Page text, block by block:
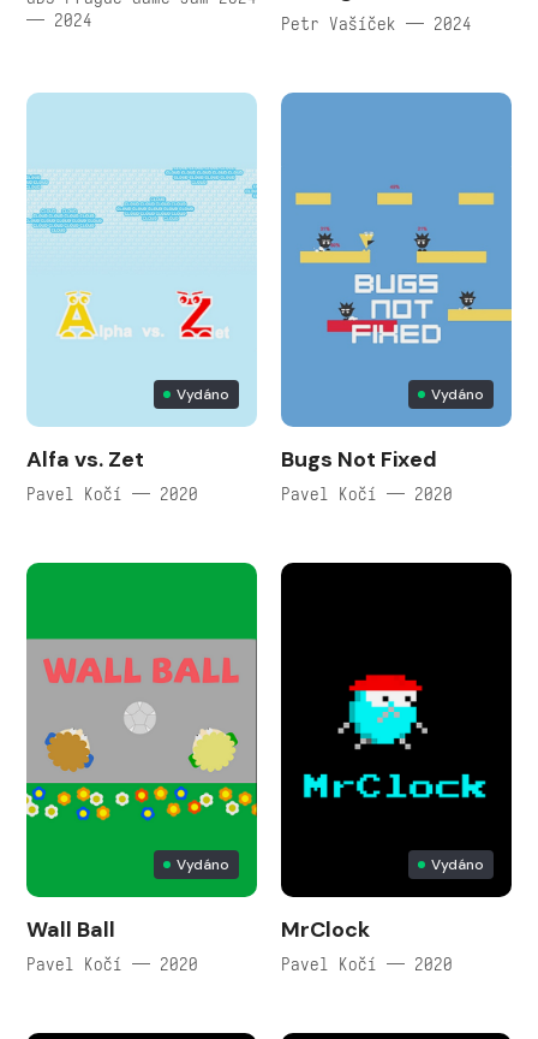
— 2024
Petr Vašíček — 2024
Vydáno
Alfa vs. Zet
Pavel Kočí — 2020
Vydáno
Bugs Not Fixed
Pavel Kočí — 2020
Vydáno
Wall Ball
Pavel Kočí — 2020
Vydáno
MrClock
Pavel Kočí — 2020